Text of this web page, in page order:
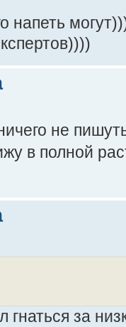
не
в полной
гнаться за